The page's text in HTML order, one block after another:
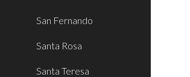
San Fernando
Santa Rosa
Santa Teresa